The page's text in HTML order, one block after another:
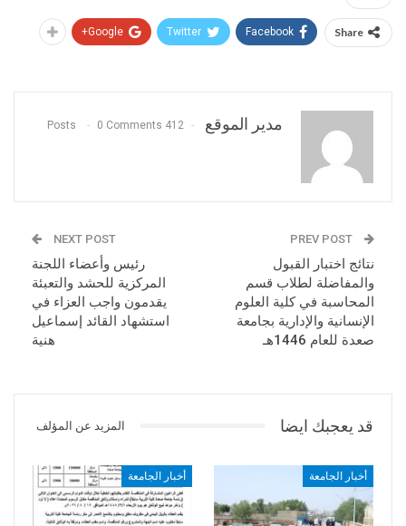
Share
Facebook
Twitter
Google+
مدير الموقع 412 Posts
0 Comments
نتائج اختبار القبول
والمفاضلة لطلاب قسم
المحاسبة في كلية العلوم
الإنسانية والإدارية بجامعة
صعدة للعام 1446هـ
NEXT POST
رئيس وأعضاء اللجنة
المركزية للحشد والتعبئة
يقدمون واجب العزاء في
استشهاد القائد إسماعيل
هنية
قد يعجبك ايضا المزيد عن المؤلف
أخبار الجامعة أخبار الجامعة